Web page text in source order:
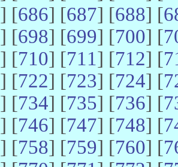
] [686] [687] [688] [
] [698] [699] [700] [
] [710] [711] [712] [
] [722] [723] [724] [
] [734] [735] [736] [
] [746] [747] [748] [
] [758] [759] [760] [